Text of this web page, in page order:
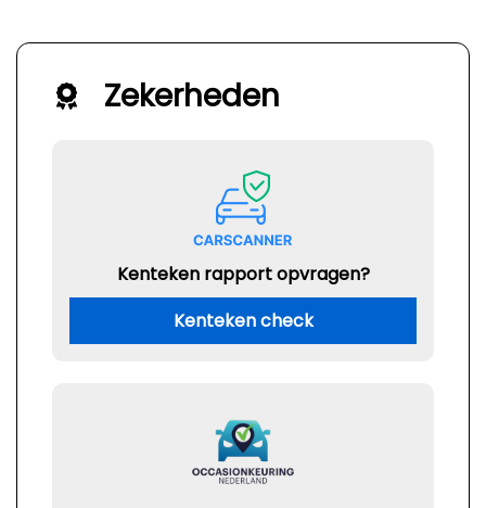
Zekerheden
Kenteken rapport opvragen?
Kenteken check